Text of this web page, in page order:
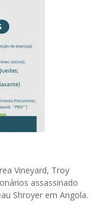
Vineyard, Troy
assassinado
Shroyer em Angola.